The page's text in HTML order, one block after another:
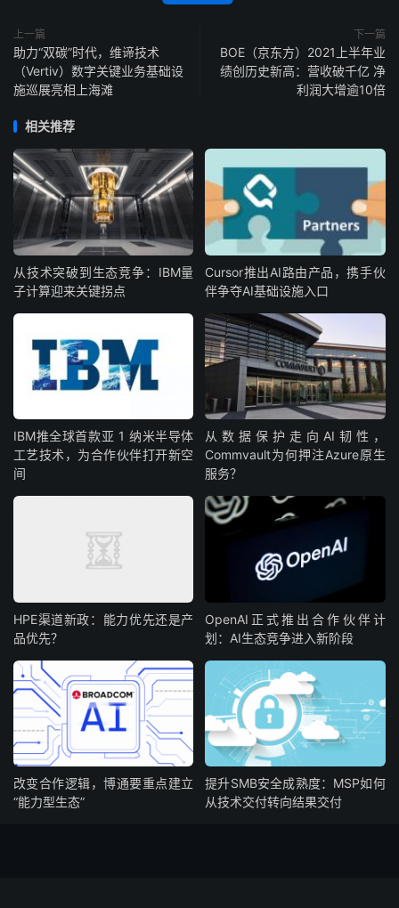
上一篇
助力“双碳”时代，维谛技术
（Vertiv）数字关键业务基础设
施巡展亮相上海滩
下一篇
BOE（京东方）2021上半年业
绩创历史新高：营收破千亿 净
利润大增逾10倍
相关推荐
从技术突破到生态竞争：IBM量
子计算迎来关键拐点
Cursor推出AI路由产品，携手伙
伴争夺AI基础设施入口
IBM‌推全球首款‌亚 1 纳米半导体
工艺技术，为合作伙伴打开新空
间
从数据保护走向AI韧性，
Commvault为何押注Azure原生
服务？
HPE渠道新政：能力优先还是产
品优先？
OpenAI正式推出合作伙伴计
划：AI生态竞争进入新阶段
改变合作逻辑，博通要重点建立
“能力型生态”
提升SMB安全成熟度：MSP如何
从技术交付转向结果交付